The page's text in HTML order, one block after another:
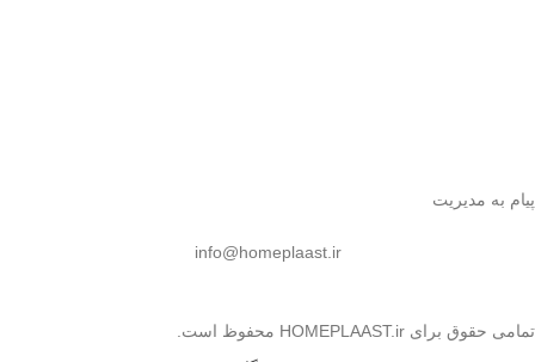
پیام به مدیریت
info@homeplaast.ir
تمامی حقوق برای HOMEPLAAST.ir محفوظ است.